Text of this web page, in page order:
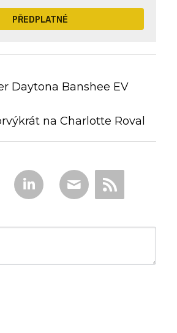
PŘEDPLATNÉ
Daytona Banshee EV
na Charlotte Roval